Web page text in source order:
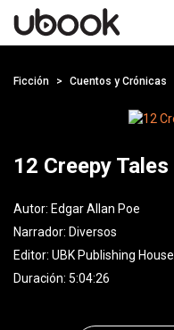
Ficción Cuentos y Crónicas
12 Creepy Tales
Autor: Edgar Allan Poe
Narrador: Diversos
Editor: UBK Publishing House
Duración: 5:04:26